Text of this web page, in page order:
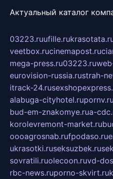
Актуальный каталог
03223.ruufille.ru
veetbox.rucinemapost.ru
mega-press.ru03223.ru
eurovision-russia.rustrah-
itrack-24.ru
alabuga-cityhotel.rupornv.ru
bud-em-znakomye.rua-
korolevremont-market.ru
oooagrosnab.rufpodaso.ru
ukrasotki.ruseksuzbek.ru
sovratili.ruolecoon.ruvd-
rbc-news.ruporno-skvirt.ru